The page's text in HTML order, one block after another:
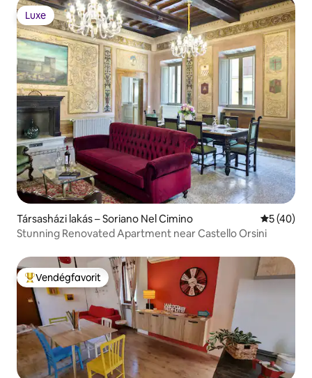
Luxe
Luxe
Társasházi lakás – Soriano Nel Cimino Átlagos
5 (40)
Stunning Renovated Apartment near Castello Orsini
Kiemelt vendégfavorit
Vendégfavorit